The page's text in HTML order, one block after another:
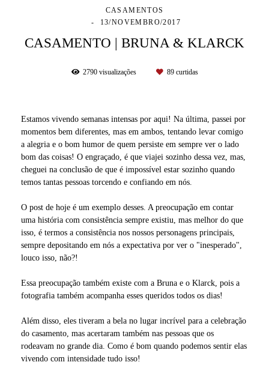
CASAMENTOS
13/NOVEMBRO/2017
CASAMENTO | BRUNA & KLARCK
2790visualizações 89curtidas
Estamos vivendo semanas intensas por aqui! Na última, passei por
momentos bem diferentes, mas em ambos, tentando levar comigo
a alegria e o bom humor de quem persiste em sempre ver o lado
bom das coisas! O engraçado, é que viajei sozinho dessa vez, mas,
cheguei na conclusão de que é impossível estar sozinho quando
temos tantas pessoas torcendo e confiando em nós.
O post de hoje é um exemplo desses. A preocupação em contar
uma história com consistência sempre existiu, mas melhor do que
isso, é termos a consistência nos nossos personagens principais,
sempre depositando em nós a expectativa por ver o "inesperado",
louco isso, não?!
Essa preocupação também existe com a Bruna e o Klarck, pois a
fotografia também acompanha esses queridos todos os dias!
Além disso, eles tiveram a bela no lugar incrível para a celebração
do casamento, mas acertaram também nas pessoas que os
rodeavam no grande dia. Como é bom quando podemos sentir elas
vivendo com intensidade tudo isso!